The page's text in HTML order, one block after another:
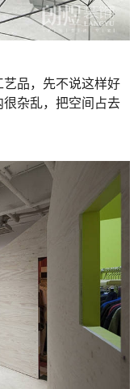
品，先不说这样好
杂乱，把空间占去